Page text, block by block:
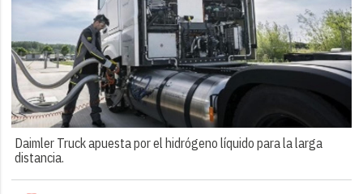
Daimler Truck apuesta por el hidrógeno líquido para la larga
distancia.